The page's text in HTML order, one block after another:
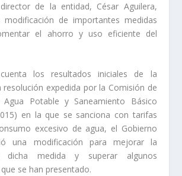
de la entidad, César Aguilera,
de importantes medidas
el ahorro y uso eficiente del
los resultados iniciales de la
resolución expedida por la Comisión de
Agua Potable y Saneamiento Básico
en la que se sanciona con tarifas
excesivo de agua, el Gobierno
una modificación para mejorar la
dicha medida y superar algunos
se han presentado.